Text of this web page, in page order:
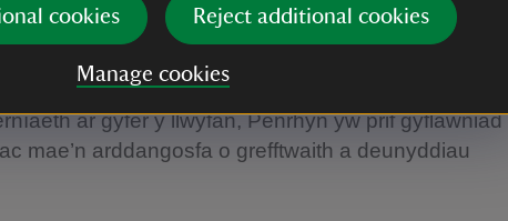
cookies Reject additional cookies
Manage cookies
£100 miliwn heddiw. Ymwelodd y Dywysoges
weld nad oedd wedi ei gwblhau.
wedi gwneud hwyl am ben ei ganoloesoldeb ffug,
ar gyfer y llwyfan, Penrhyn yw prif gyflawniad
mae’n arddangosfa o grefftwaith a deunyddiau